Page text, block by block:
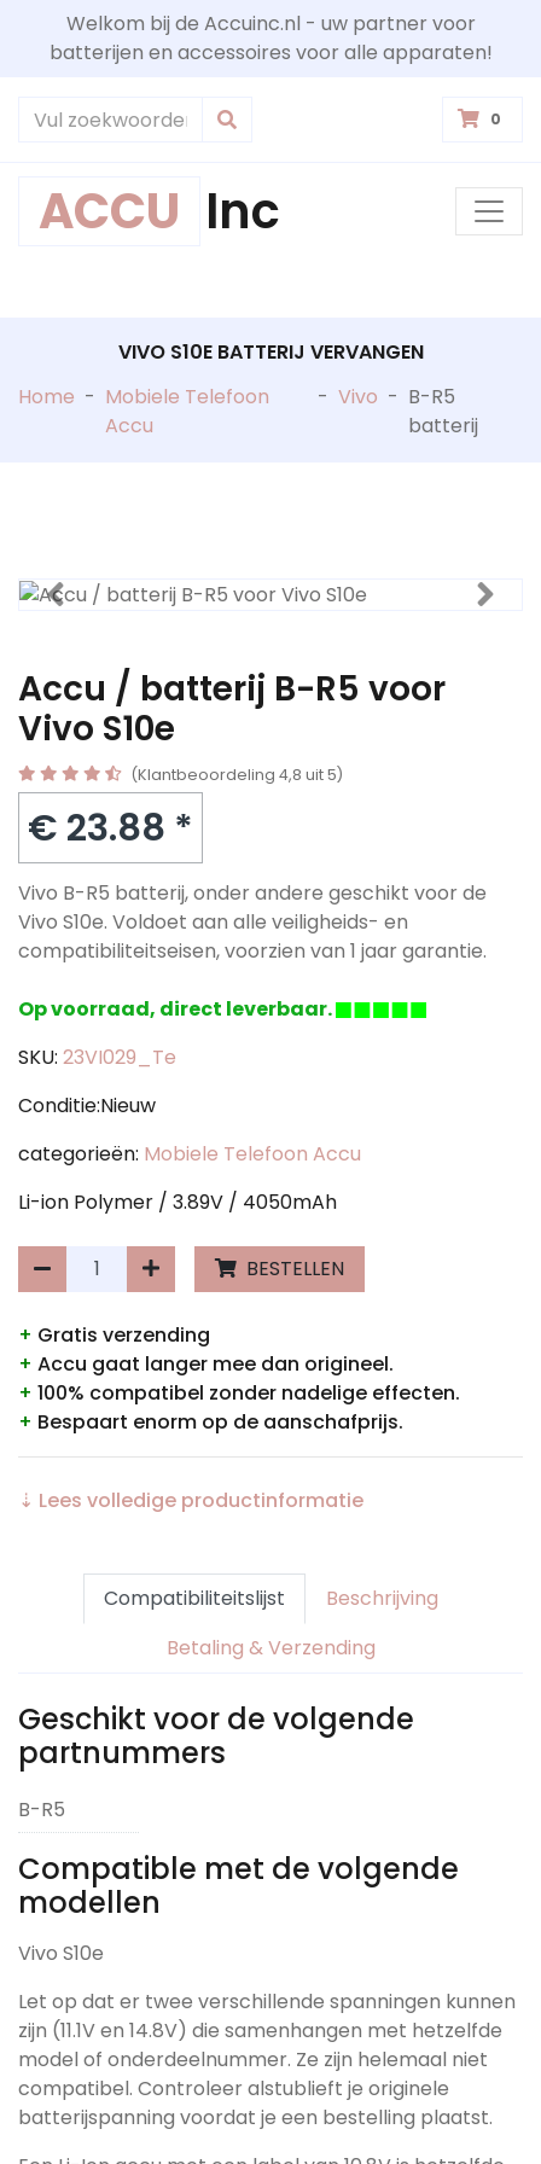
Welkom bij de Accuinc.nl - uw partner voor
batterijen en accessoires voor alle apparaten!
0
ACCU Inc
VIVO S10E BATTERIJ VERVANGEN
Home - Mobiele Telefoon
Accu
- Vivo - B-R5
batterij
Accu / batterij B-R5 voor
Vivo S10e
(Klantbeoordeling 4,8 uit 5)
€ 23.88 *
Vivo B-R5 batterij, onder andere geschikt voor de
Vivo S10e. Voldoet aan alle veiligheids- en
compatibiliteitseisen, voorzien van 1 jaar garantie.
Op voorraad, direct leverbaar.
SKU: 23VI029_Te
Conditie:Nieuw
categorieën: Mobiele Telefoon Accu
Li-ion Polymer / 3.89V / 4050mAh
BESTELLEN
+ Gratis verzending
+ Accu gaat langer mee dan origineel.
+ 100% compatibel zonder nadelige effecten.
+ Bespaart enorm op de aanschafprijs.
⇣ Lees volledige productinformatie
Compatibiliteitslijst
Beschrijving
Betaling & Verzending
Geschikt voor de volgende
partnummers
B-R5
Compatible met de volgende
modellen
Vivo S10e
Let op dat er twee verschillende spanningen kunnen
zijn (11.1V en 14.8V) die samenhangen met hetzelfde
model of onderdeelnummer. Ze zijn helemaal niet
compatibel. Controleer alstublieft je originele
batterijspanning voordat je een bestelling plaatst.